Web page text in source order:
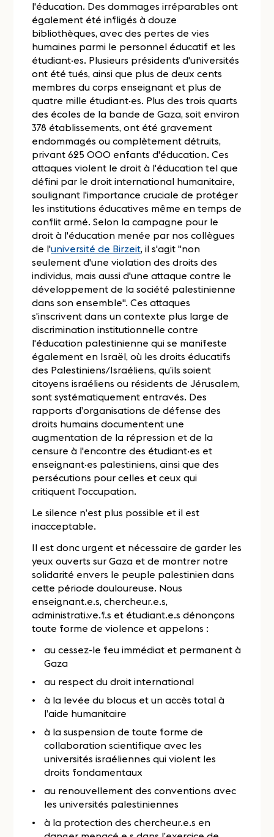
l'éducation. Des dommages irréparables ont
également été infligés à douze
bibliothèques, avec des pertes de vies
humaines parmi le personnel éducatif et les
étudiant·es. Plusieurs présidents d'universités
ont été tués, ainsi que plus de deux cents
membres du corps enseignant et plus de
quatre mille étudiant·es. Plus des trois quarts
des écoles de la bande de Gaza, soit environ
378 établissements, ont été gravement
endommagés ou complètement détruits,
privant 625 000 enfants d'éducation. Ces
attaques violent le droit à l'éducation tel que
défini par le droit international humanitaire,
soulignant l'importance cruciale de protéger
les institutions éducatives même en temps de
conflit armé. Selon la campagne pour le
droit à l'éducation menée par nos collègues
de l'université de Birzeit, il s'agit "non
seulement d'une violation des droits des
individus, mais aussi d'une attaque contre le
développement de la société palestinienne
dans son ensemble". Ces attaques
s'inscrivent dans un contexte plus large de
discrimination institutionnelle contre
l'éducation palestinienne qui se manifeste
également en Israël, où les droits éducatifs
des Palestiniens/Israéliens, qu’ils soient
citoyens israéliens ou résidents de Jérusalem,
sont systématiquement entravés. Des
rapports d’organisations de défense des
droits humains documentent une
augmentation de la répression et de la
censure à l'encontre des étudiant·es et
enseignant·es palestiniens, ainsi que des
persécutions pour celles et ceux qui
critiquent l'occupation.
Le silence n’est plus possible et il est
inacceptable.
Il est donc urgent et nécessaire de garder les
yeux ouverts sur Gaza et de montrer notre
solidarité envers le peuple palestinien dans
cette période douloureuse. Nous
enseignant.e.s, chercheur.e.s,
administrati.ve.f.s et étudiant.e.s dénonçons
toute forme de violence et appelons :
au cessez-le feu immédiat et permanent à
Gaza
au respect du droit international
à la levée du blocus et un accès total à
l’aide humanitaire
à la suspension de toute forme de
collaboration scientifique avec les
universités israéliennes qui violent les
droits fondamentaux
au renouvellement des conventions avec
les universités palestiniennes
à la protection des chercheur.e.s en